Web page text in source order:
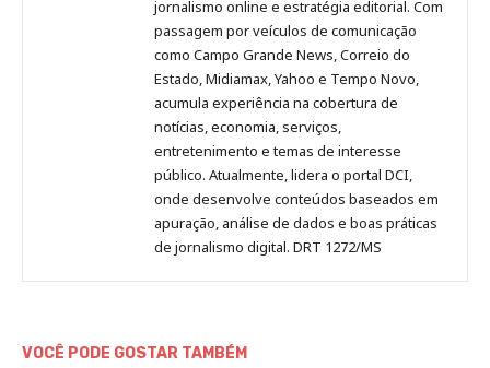
Pinterest
LinkedInInstagram
FacebookMalagolini
jornalismo online e estratégia editorial. Com
passagem por veículos de comunicação
como Campo Grande News, Correio do
Estado, Midiamax, Yahoo e Tempo Novo,
acumula experiência na cobertura de
notícias, economia, serviços,
entretenimento e temas de interesse
público. Atualmente, lidera o portal DCI,
onde desenvolve conteúdos baseados em
apuração, análise de dados e boas práticas
de jornalismo digital. DRT 1272/MS
VOCÊ PODE GOSTAR TAMBÉM